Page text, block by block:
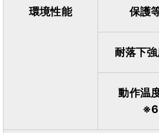
環境性能 保護
耐落下
動作温
※6